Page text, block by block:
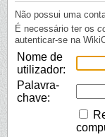
Não possui uma
É necessário ter os
autenticar-se na
Nome de
utilizador:
Palavra-
chave: